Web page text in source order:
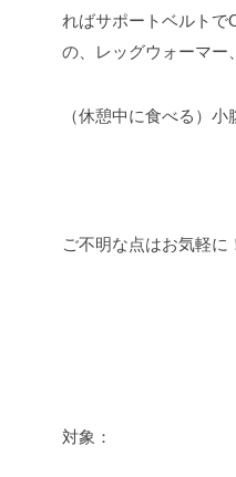
ればサポートベルトで
の、レッグウォーマー
（休憩中に食べる）小
ご不明な点はお気軽
対象：